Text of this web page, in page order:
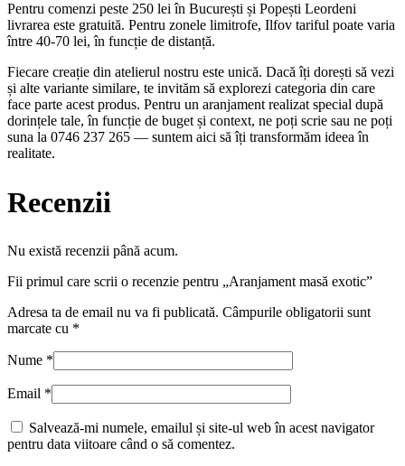
Pentru comenzi peste 250 lei în București și Popești Leordeni
livrarea este gratuită. Pentru zonele limitrofe, Ilfov tariful poate varia
între 40-70 lei, în funcție de distanță.
Fiecare creație din atelierul nostru este unică. Dacă îți dorești să vezi
și alte variante similare, te invităm să explorezi categoria din care
face parte acest produs. Pentru un aranjament realizat special după
dorințele tale, în funcție de buget și context, ne poți scrie sau ne poți
suna la 0746 237 265 — suntem aici să îți transformăm ideea în
realitate.
Recenzii
Nu există recenzii până acum.
Fii primul care scrii o recenzie pentru „Aranjament masă exotic”
Adresa ta de email nu va fi publicată. Câmpurile obligatorii sunt
marcate cu *
Nume *
Email *
Salvează-mi numele, emailul și site-ul web în acest navigator
pentru data viitoare când o să comentez.